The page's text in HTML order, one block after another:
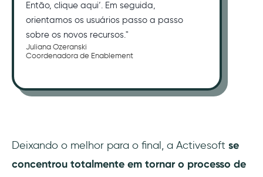
Então, clique aqui‘. Em seguida,
orientamos os usuários passo a passo
sobre os novos recursos."
Juliana Ozeranski
Coordenadora de Enablement
Deixando o melhor para o final, a Activesoft se
concentrou totalmente em tornar o processo de